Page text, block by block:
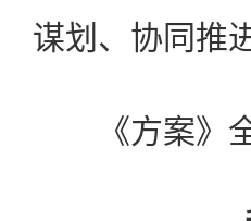
谋划、协同推
《方案》